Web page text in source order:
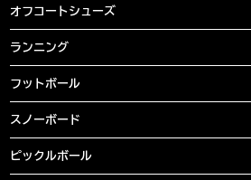
オフコートシューズ
ランニング
フットボール
スノーボード
ピックルボール